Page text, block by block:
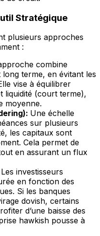
Stratégique
plusieurs approches
:
combine
terme, en évitant les
vise à équilibrer
liquidité (court terme),
moyenne.
Une échelle
sur plusieurs
les capitaux sont
Cela permet de
en assurant un flux
Les investisseurs
en fonction des
Si les banques
dovish, certains
d’une baisse des
hawkish pousse à